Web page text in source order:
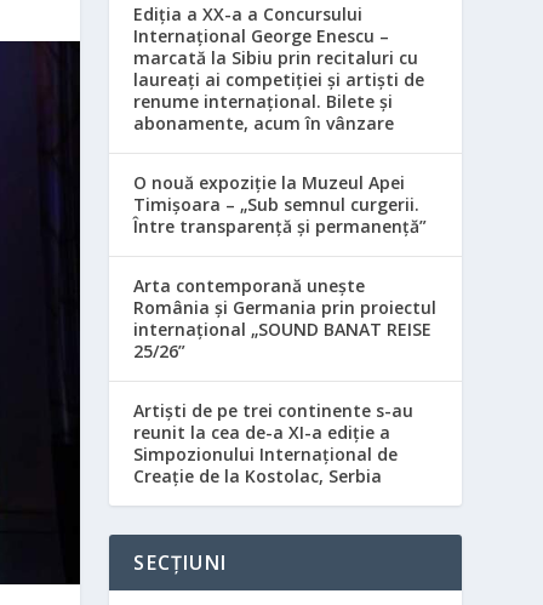
Ediția a XX-a a Concursului
Internațional George Enescu –
marcată la Sibiu prin recitaluri cu
laureați ai competiției și artiști de
renume internațional. Bilete și
abonamente, acum în vânzare
O nouă expoziție la Muzeul Apei
Timișoara – „Sub semnul curgerii.
Între transparență și permanență”
Arta contemporană unește
România și Germania prin proiectul
internațional „SOUND BANAT REISE
25/26”
Artiști de pe trei continente s-au
reunit la cea de-a XI-a ediție a
Simpozionului Internațional de
Creație de la Kostolac, Serbia
SECȚIUNI